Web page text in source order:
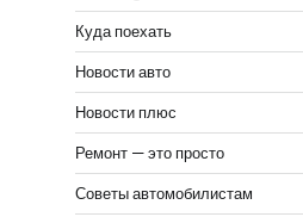
Куда поехать
Новости авто
Новости плюс
Ремонт — это просто
Советы автомобилистам